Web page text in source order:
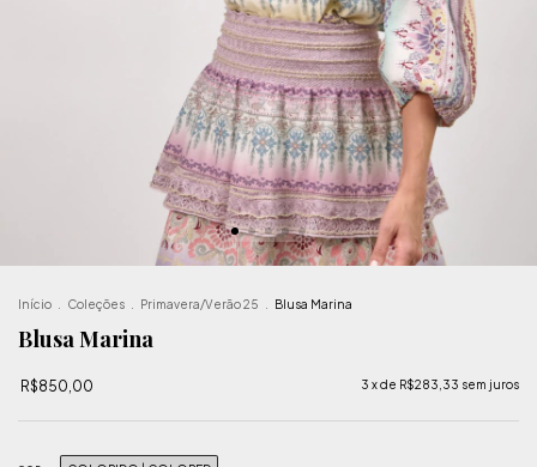
Início Coleções Primavera/Verão 25 Blusa Marina
Blusa Marina
R$850,00 3 x de R$283,33 sem juros